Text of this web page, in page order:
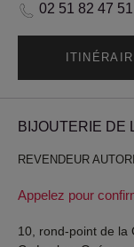
02 51 82 47 51
BIJOUTERIE DE
REVENDEUR
Appelez pour
10, rond-point de la